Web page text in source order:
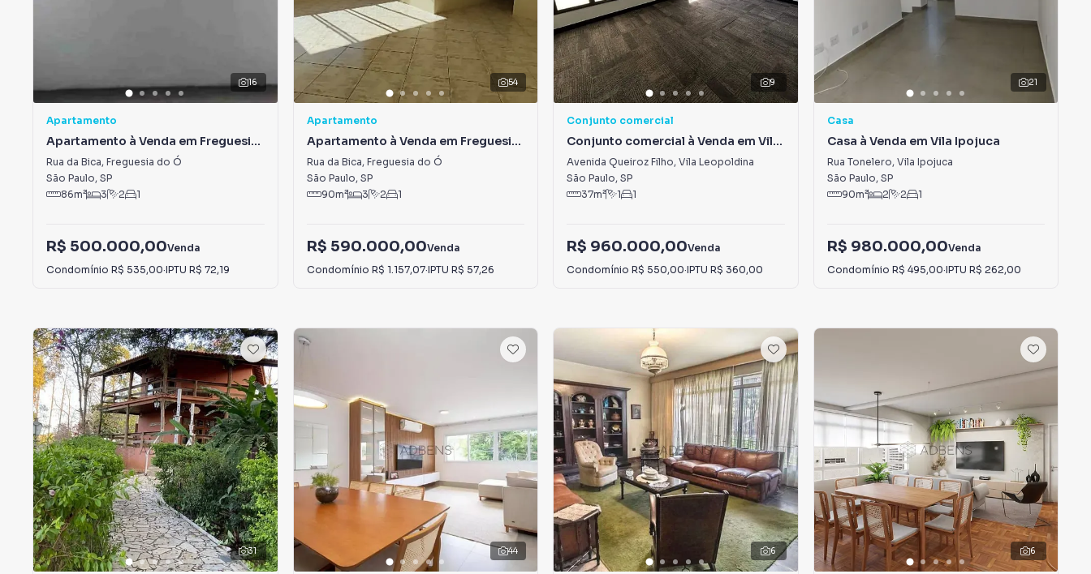
16
Apartamento
Apartamento à Venda em Freguesia
do Ó
Rua da Bica, Freguesia do Ó
São Paulo, SP
86m² 3 2 1
R$ 500.000,00Venda
Condomínio R$ 535,00·IPTU R$ 72,19
54
Apartamento
Apartamento à Venda em Freguesia
do Ó
Rua da Bica, Freguesia do Ó
São Paulo, SP
90m² 3 2 1
R$ 590.000,00Venda
Condomínio R$ 1.157,07·IPTU R$ 57,26
9
Conjunto comercial
Conjunto comercial à Venda em Vila
Leopoldina
Avenida Queiroz Filho, Vila Leopoldina
São Paulo, SP
37m² 1 1
R$ 960.000,00Venda
Condomínio R$ 550,00·IPTU R$ 360,00
21
Casa
Casa à Venda em Vila Ipojuca
Rua Tonelero, Vila Ipojuca
São Paulo, SP
90m² 2 2 1
R$ 980.000,00Venda
Condomínio R$ 495,00·IPTU R$ 262,00
31 44 6 6